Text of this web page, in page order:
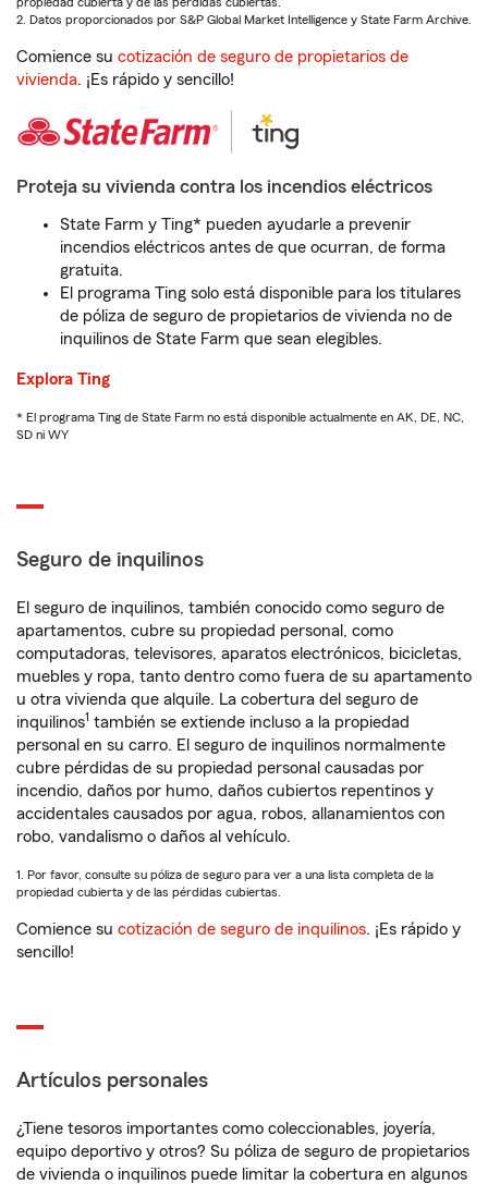
propiedad cubierta y de las pérdidas cubiertas.
2. Datos proporcionados por S&P Global Market Intelligence y State Farm Archive.
Comience su cotización de seguro de propietarios de
vivienda. ¡Es rápido y sencillo!
Proteja su vivienda contra los incendios eléctricos
State Farm y Ting* pueden ayudarle a prevenir
incendios eléctricos antes de que ocurran, de forma
gratuita.
El programa Ting solo está disponible para los titulares
de póliza de seguro de propietarios de vivienda no de
inquilinos de State Farm que sean elegibles.
Explora Ting
* El programa Ting de State Farm no está disponible actualmente en AK, DE, NC,
SD ni WY
Seguro de inquilinos
El seguro de inquilinos, también conocido como seguro de
apartamentos, cubre su propiedad personal, como
computadoras, televisores, aparatos electrónicos, bicicletas,
muebles y ropa, tanto dentro como fuera de su apartamento
u otra vivienda que alquile. La cobertura del seguro de
inquilinos1 también se extiende incluso a la propiedad
personal en su carro. El seguro de inquilinos normalmente
cubre pérdidas de su propiedad personal causadas por
incendio, daños por humo, daños cubiertos repentinos y
accidentales causados por agua, robos, allanamientos con
robo, vandalismo o daños al vehículo.
1. Por favor, consulte su póliza de seguro para ver a una lista completa de la
propiedad cubierta y de las pérdidas cubiertas.
Comience su cotización de seguro de inquilinos. ¡Es rápido y
sencillo!
Artículos personales
¿Tiene tesoros importantes como coleccionables, joyería,
equipo deportivo y otros? Su póliza de seguro de propietarios
de vivienda o inquilinos puede limitar la cobertura en algunos